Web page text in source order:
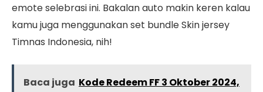
emote selebrasi ini. Bakalan auto makin keren kalau
kamu juga menggunakan set bundle Skin jersey
Timnas Indonesia, nih!
Baca juga Kode Redeem FF 3 Oktober 2024,